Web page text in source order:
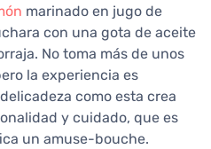
marinado en jugo de
con una gota de aceite
No toma más de unos
la experiencia es
como esta crea
y cuidado, que es
un amuse-bouche.